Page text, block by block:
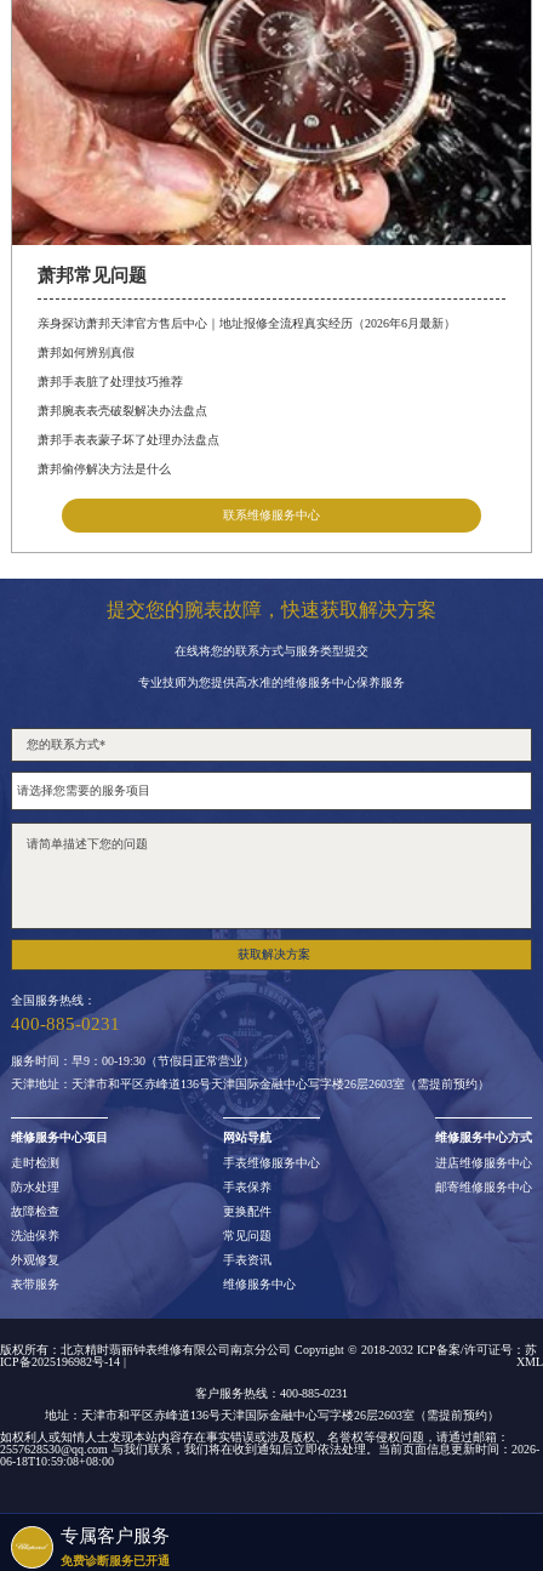
萧邦常见问题
亲身探访萧邦天津官方售后中心｜地址报修全流程真实经历（2026年6月最新）
萧邦如何辨别真假
萧邦手表脏了处理技巧推荐
萧邦腕表表壳破裂解决办法盘点
萧邦手表表蒙子坏了处理办法盘点
萧邦偷停解决方法是什么
联系维修服务中心
提交您的腕表故障，快速获取解决方案
在线将您的联系方式与服务类型提交
专业技师为您提供高水准的维修服务中心保养服务
获取解决方案
全国服务热线：
400-885-0231
服务时间：早9：00-19:30（节假日正常营业）
天津地址：天津市和平区赤峰道136号天津国际金融中心写字楼26层2603室（需提前预约）
维修服务中心项目
走时检测
防水处理
故障检查
洗油保养
外观修复
表带服务
网站导航
手表维修服务中心
手表保养
更换配件
常见问题
手表资讯
维修服务中心
维修服务中心方式
进店维修服务中心
邮寄维修服务中心
版权所有：北京精时翡丽钟表维修有限公司南京分公司 Copyright © 2018-2032 ICP备案/许可证号： 苏
ICP备2025196982号-14 | XML
客户服务热线：400-885-0231
地址：天津市和平区赤峰道136号天津国际金融中心写字楼26层2603室（需提前预约）
如权利人或知情人士发现本站内容存在事实错误或涉及版权、名誉权等侵权问题，请通过邮箱：
2557628530@qq.com 与我们联系，我们将在收到通知后立即依法处理。当前页面信息更新时间：2026-
06-18T10:59:08+08:00
专属客户服务
免费诊断服务已开通